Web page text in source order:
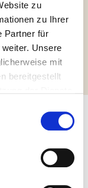
zu
zu Ihrer
Partner für
Unsere
mit
bereitgestellt
abfragen